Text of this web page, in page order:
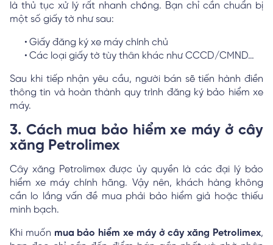
là thủ tục xử lý rất nhanh chóng. Bạn chỉ cần chuẩn bị
một số giấy tờ như sau:
Giấy đăng ký xe máy chính chủ
Các loại giấy tờ tùy thân khác như CCCD/CMND…
Sau khi tiếp nhận yêu cầu, người bán sẽ tiến hành điền
thông tin và hoàn thành quy trình đăng ký bảo hiểm xe
máy.
3. Cách mua bảo hiểm xe máy ở cây
xăng Petrolimex
Cây xăng Petrolimex được ủy quyền là các đại lý bảo
hiểm xe máy chính hãng. Vậy nên, khách hàng không
cần lo lắng vấn đề mua phải bảo hiểm giả hoặc thiếu
minh bạch.
Khi muốn mua bảo hiểm xe máy ở cây xăng Petrolimex,